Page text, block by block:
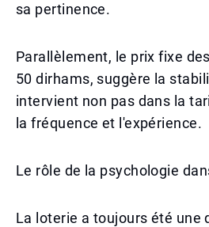
sa pertinence.
Parallèlement, le prix fixe
50 dirhams, suggère la
intervient non pas dans la
la fréquence et l'expérience.
Le rôle de la psychologie
La loterie a toujours été une